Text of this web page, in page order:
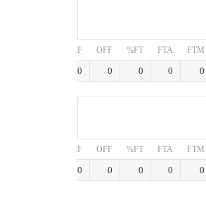
FTM
FTA
FT%
OFF
DEF
0
0
0
0
0
FTM
FTA
FT%
OFF
DEF
0
0
0
0
0